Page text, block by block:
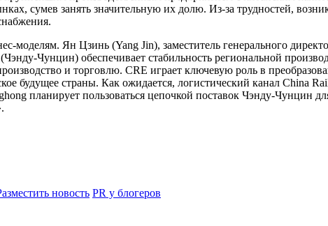
сумев занять значительную их долю. Из-за трудностей,
моделям. Ян Цзинь (Yang Jin), заместитель генерального
Чунцин) обеспечивает стабильность региональной
и торговлю. CRE играет ключевую роль в
будущее страны. Как ожидается, логистический канал China
планирует пользоваться цепочкой поставок Чэнду-Чунцин
новость PR у блогеров